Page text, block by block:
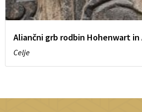
Aliančni grb rodbin Hohenwart in
Celje